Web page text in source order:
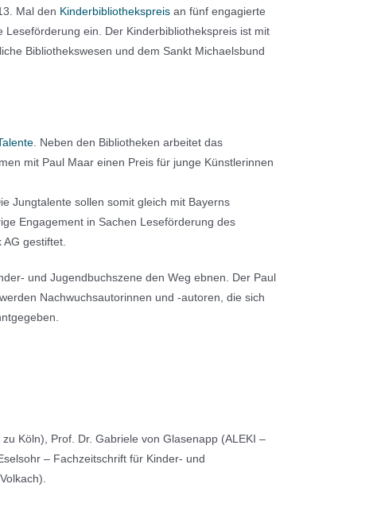
Mal den Kinderbibliothekspreis an fünf engagierte
ein. Der Kinderbibliothekspreis ist mit
Bibliothekswesen und dem Sankt Michaelsbund
. Neben den Bibliotheken arbeitet das
mit Paul Maar einen Preis für junge Künstlerinnen
Jungtalente sollen somit gleich mit Bayerns
Engagement in Sachen Leseförderung des
gestiftet.
und Jugendbuchszene den Weg ebnen. Der Paul
Nachwuchsautorinnen und -autoren, die sich
Köln), Prof. Dr. Gabriele von Glasenapp (ALEKI –
– Fachzeitschrift für Kinder- und